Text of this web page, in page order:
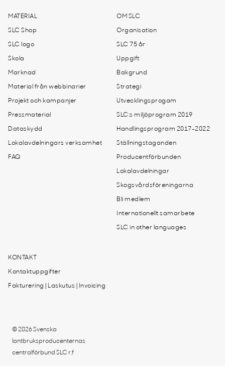
MATERIAL
SLC Shop
SLC logo
Skola
Marknad
Material från webbinarier
Projekt och kampanjer
Pressmaterial
Dataskydd
Lokalavdelningars verksamhet
FAQ
OM SLC
Organisation
SLC 75 år
Uppgift
Bakgrund
Strategi
Utvecklingsprogam
SLC:s miljöprogram 2019
Handlingsprogram 2017-2022
Ställningstaganden
Producentförbunden
Lokalavdelningar
Skogsvårdsföreningarna
Bli medlem
Internationellt samarbete
SLC in other languages
KONTAKT
Kontaktuppgifter
Fakturering | Laskutus | Invoicing
© 2026 Svenska
lantbruksproducenternas
centralförbund SLC r.f